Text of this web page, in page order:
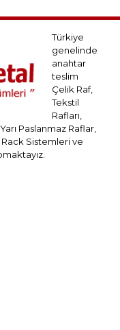
Türkiye
genelinde
anahtar
teslim
Çelik Raf,
Tekstil
Rafları,
Paslanmaz Raflar,
Rack Sistemleri ve